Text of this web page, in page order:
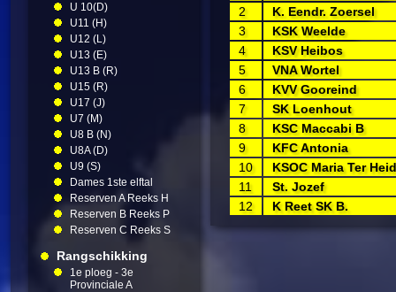
U 10(D)
U11 (H)
U12 (L)
U13 (E)
U13 B (R)
U15 (R)
U17 (J)
U7 (M)
U8 B (N)
U8A (D)
U9 (S)
Dames 1ste elftal
Reserven A Reeks H
Reserven B Reeks P
Reserven C Reeks S
Rangschikking
1e ploeg - 3e
Provinciale A
2
K. Eendr. Zoersel
3
KSK Weelde
4
KSV Heibos
5
VNA Wortel
6
KVV Gooreind
7
SK Loenhout
8
KSC Maccabi B
9
KFC Antonia
10
KSOC Maria Ter
11
St. Jozef
12
K Reet SK B.